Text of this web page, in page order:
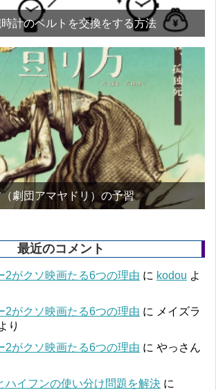
計のベルトを交換をする方法
劇団アマヤドリ）の予習
最近のコメント
2がクソ映画たる6つの理由 に kodou よ
2がクソ映画たる6つの理由 に メイズラ
り
2がクソ映画たる6つの理由 に やっさん
ハイフンの使い分け問題を解決 に